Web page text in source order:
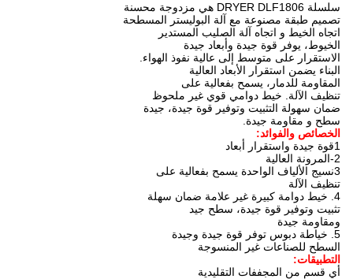
سلسلة DRYER DLF1806 هي مزدوجة محسنة
تصميم طبقة مصنوعة مع آلة البوليستر المسطحة
اتجاه الخيط و اتجاه آلة الصليب المستدير
الخيوط، يوفر قوة جيدة وأبعاد جيدة
الاستقرار على متوسط إلى عالية نفوذ الهواء.
البناء يضمن استقرار الأبعاد العالية
المقاومة للدمار، يسمح بفعالية على
تنظيف الآلة. خيط دوامي قوي غير ملحوظ
ضمان سهولة التثبيت وتوفير قوة جيدة، جيدة
سطح و مقاومة جيدة.
الخصائص والفوائد:
1قوة جيدة واستقرار أبعاد
2-المرونة العالية
3نسيج الألياف الواحدة يسمح بفعالية على
تنظيف الآلة
4. خيط دوامة كبيرة غير علامة ضمان سهلة
تثبيت وتوفير قوة جيدة، سطح جيد
ومقاومة جيدة
5. خياطة دبوس توفر قوة جيدة وجيدة
السطح للصناعات غير المنسوجة
التطبيقات:
أي قسم من المجففات التقليدية